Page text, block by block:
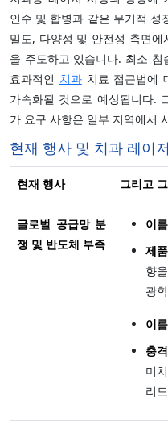
인수 및 합병과 같은 무기적 성
밀도, 다양성 및 안전성 측면
을 주도하고 있습니다. 최소
효과적인 치과치료 접근법에
가속화될 것으로 예상됩니다.
가 요구 사항은 일부 지역에서
현재 행사 및 치과 레이
현재 행사 그리고
글로벌 공급망 분
쟁 및 반도체 부족
이
제
향
광
이
충
미
리